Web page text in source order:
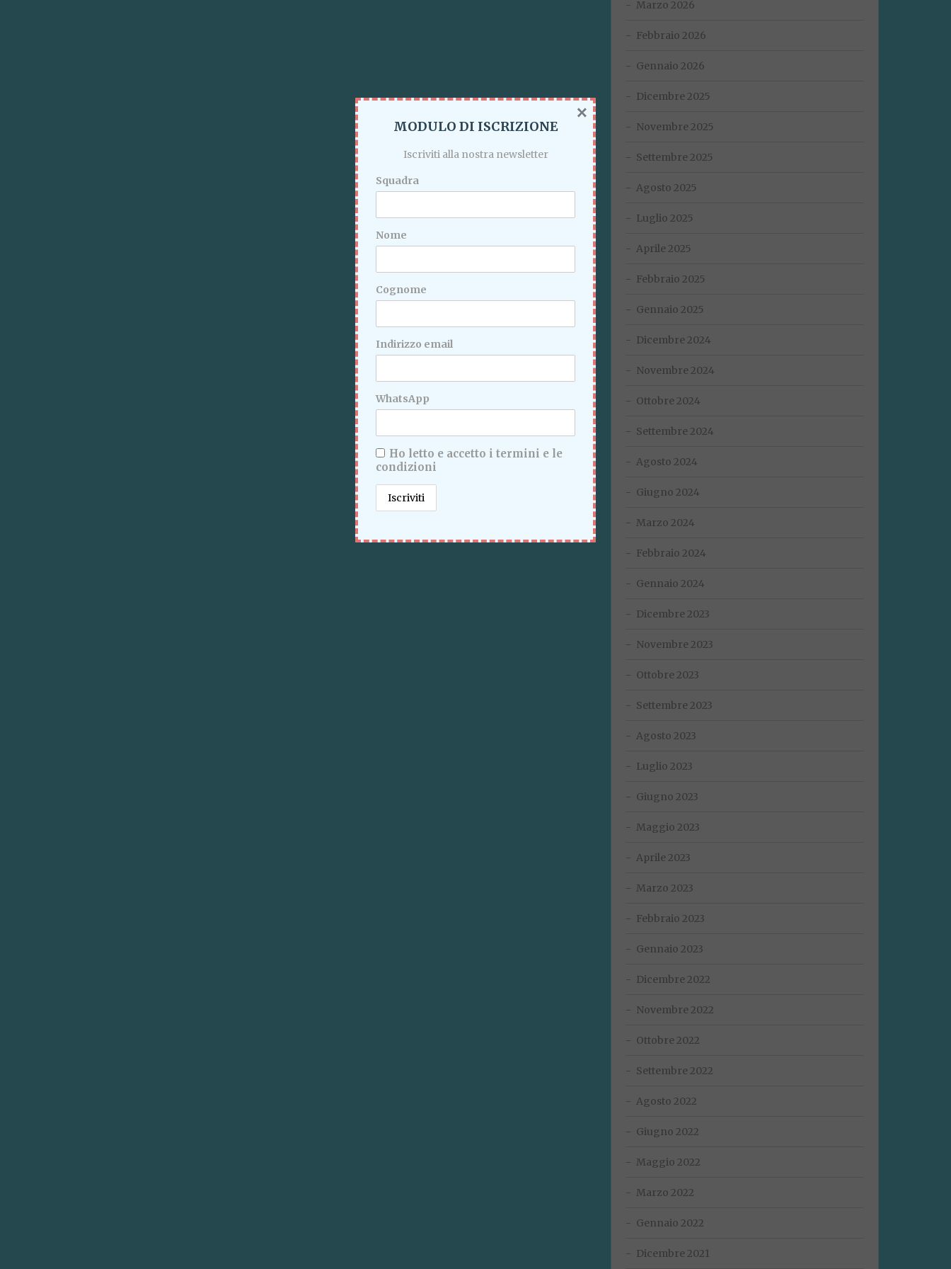
Marzo 2026
Febbraio 2026
Gennaio 2026
Dicembre 2025
Novembre 2025
Settembre 2025
Agosto 2025
Luglio 2025
Aprile 2025
Febbraio 2025
Gennaio 2025
Dicembre 2024
Novembre 2024
Ottobre 2024
Settembre 2024
Agosto 2024
Giugno 2024
Marzo 2024
Febbraio 2024
Gennaio 2024
Dicembre 2023
Novembre 2023
Ottobre 2023
Settembre 2023
Agosto 2023
Luglio 2023
Giugno 2023
Maggio 2023
Aprile 2023
Marzo 2023
Febbraio 2023
Gennaio 2023
Dicembre 2022
Novembre 2022
Ottobre 2022
Settembre 2022
Agosto 2022
Giugno 2022
Maggio 2022
Marzo 2022
Gennaio 2022
Dicembre 2021
MODULO DI ISCRIZIONE
Iscriviti alla nostra newsletter
Squadra
Nome
Cognome
Indirizzo email
WhatsApp
Ho letto e accetto i termini e le
condizioni
×